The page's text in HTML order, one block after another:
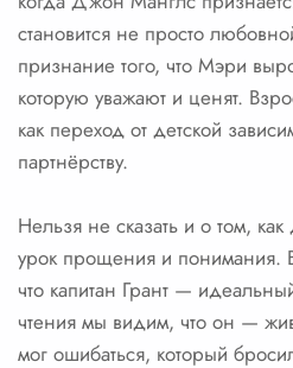
становится не просто
признание того, что Мэри
которую уважают и ценят.
как переход от детской
партнёрству.
Нельзя не сказать и о том,
урок прощения и понимания.
что капитан Грант —
чтения мы видим, что он —
мог ошибаться, который